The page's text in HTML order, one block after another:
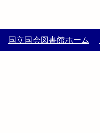
国立国会図書館ホーム